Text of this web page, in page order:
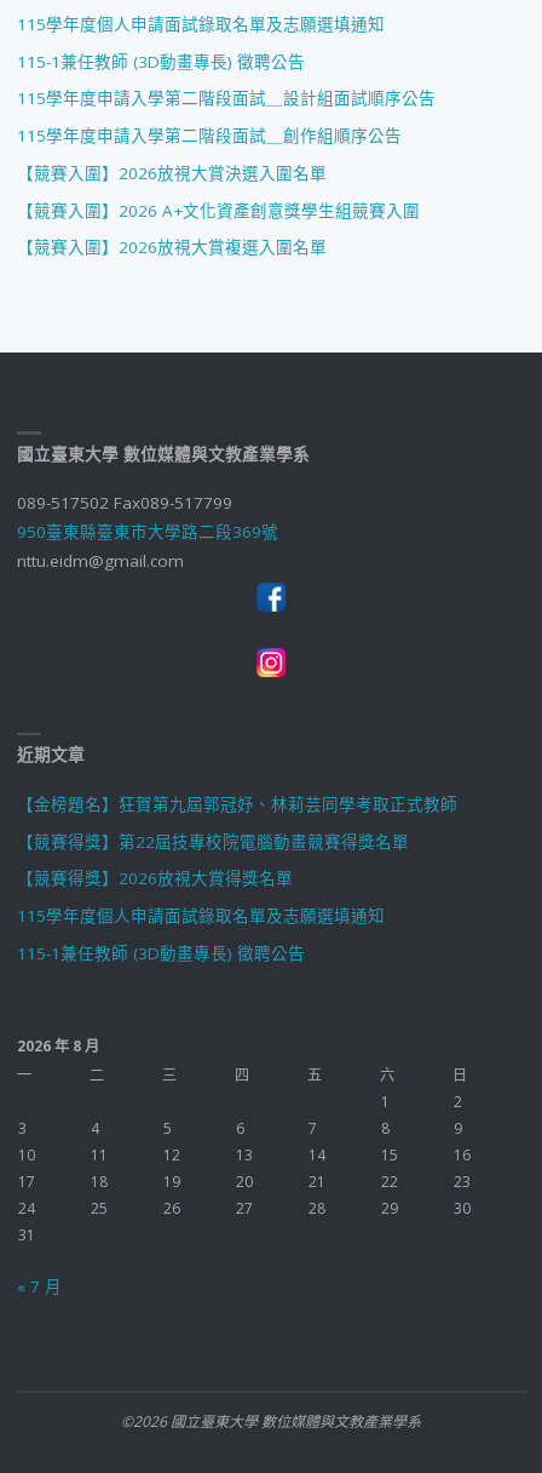
115學年度個人申請面試錄取名單及志願選填通知
115-1兼任教師 (3D動畫專長) 徵聘公告
115學年度申請入學第二階段面試＿設計組面試順序公告
115學年度申請入學第二階段面試＿創作組順序公告
【競賽入圍】2026放視大賞決選入圍名單
【競賽入圍】2026 A+文化資產創意獎學生組競賽入圍
【競賽入圍】2026放視大賞複選入圍名單
國立臺東大學 數位媒體與文教產業學系
089-517502 Fax089-517799
950臺東縣臺東市大學路二段369號
nttu.eidm@gmail.com
近期文章
【金榜題名】狂賀第九屆郭冠妤、林莉芸同學考取正式教師
【競賽得獎】第22屆技專校院電腦動畫競賽得獎名單
【競賽得獎】2026放視大賞得獎名單
115學年度個人申請面試錄取名單及志願選填通知
115-1兼任教師 (3D動畫專長) 徵聘公告
2026 年 8 月
一
二 三 四 五 六
日
1
2
3
4 5 6 7 8
9
10
11 12 13 14 15
16
17
18 19 20 21 22
23
24
25 26 27 28 29
30
31
« 7 月
©2026 國立臺東大學 數位媒體與文教產業學系